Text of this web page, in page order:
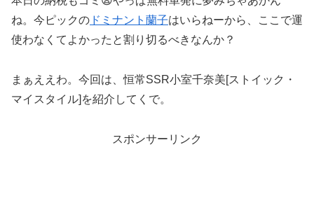
ね。今ピックの ドミナント蘭子はいらねーから、ここで運
使わなくてよかったと割り切るべきなんか？
まぁええわ。今回は、恒常SSR小室千奈美[ストイック・
マイスタイル]を紹介してくで。
スポンサーリンク